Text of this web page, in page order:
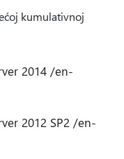
kumulativnoj
2014 /en-
2012 SP2 /en-